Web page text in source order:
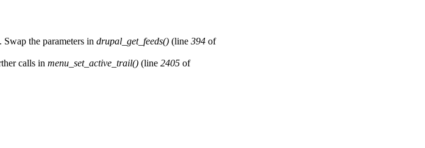
the parameters in drupal_get_feeds() (line 394 of
calls in menu_set_active_trail() (line 2405 of